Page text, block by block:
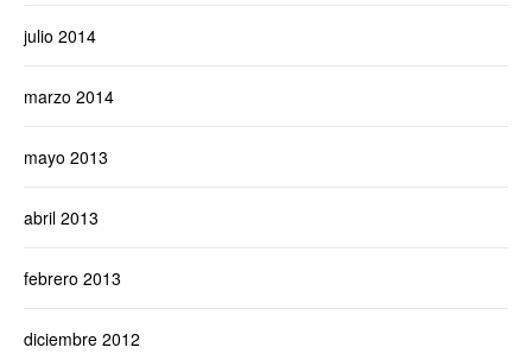
julio 2014
marzo 2014
mayo 2013
abril 2013
febrero 2013
diciembre 2012